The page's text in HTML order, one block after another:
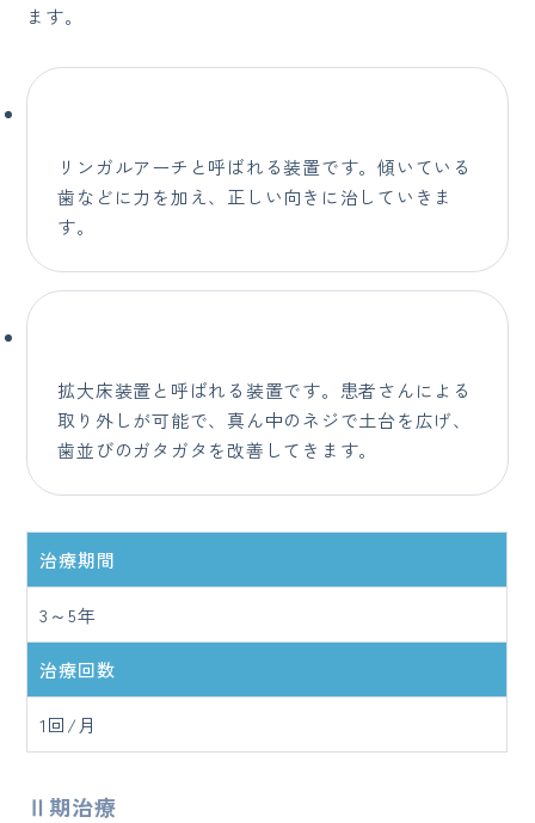
ます。
リンガルアーチと呼ばれる装置です。傾いている
歯などに力を加え、正しい向きに治していきま
す。
拡大床装置と呼ばれる装置です。患者さんによる
取り外しが可能で、真ん中のネジで土台を広げ、
歯並びのガタガタを改善してきます。
治療期間
3～5年
治療回数
1回/月
Ⅱ期治療